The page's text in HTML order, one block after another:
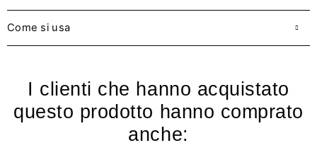
Come si usa
I clienti che hanno acquistato
questo prodotto hanno comprato
anche: